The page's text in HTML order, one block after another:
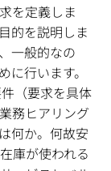
を定義しま
的を説明しま
一般的なの
行います。
（要求を具体
務ヒアリング
何か。何故安
庫が使われる